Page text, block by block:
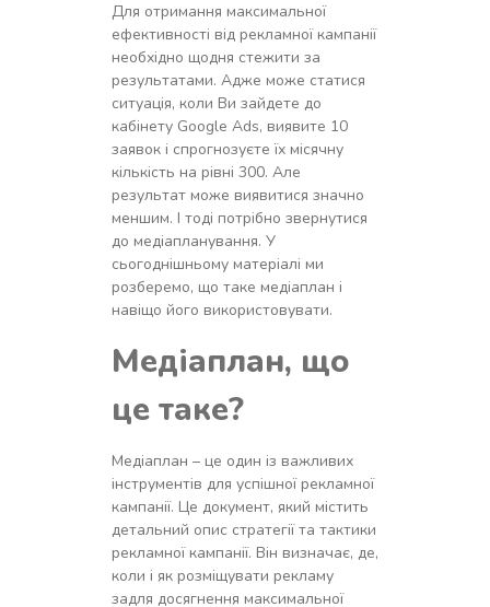
Для отримання максимальної
ефективності від рекламної кампанії
необхідно щодня стежити за
результатами. Адже може статися
ситуація, коли Ви зайдете до
кабінету Google Ads, виявите 10
заявок і спрогнозуєте їх місячну
кількість на рівні 300. Але
результат може виявитися значно
меншим. І тоді потрібно звернутися
до медіапланування. У
сьогоднішньому матеріалі ми
розберемо, що таке медіаплан і
навіщо його використовувати.
Медіаплан, що
це таке?
Медіаплан – це один із важливих
інструментів для успішної рекламної
кампанії. Це документ, який містить
детальний опис стратегії та тактики
рекламної кампанії. Він визначає, де,
коли і як розміщувати рекламу
задля досягнення максимальної